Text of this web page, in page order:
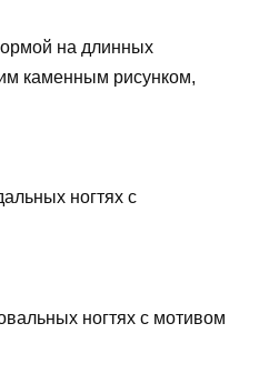
на длинных
каменным рисунком,
ногтях с
ногтях с мотивом